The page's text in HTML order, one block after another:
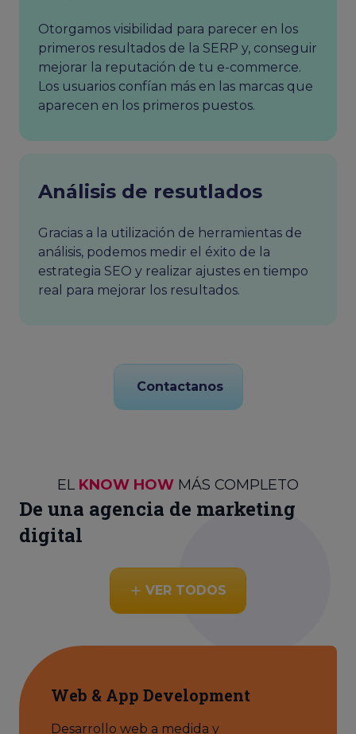
Otorgamos visibilidad para parecer en los
primeros resultados de la SERP y, conseguir
mejorar la reputación de tu e-commerce.
Los usuarios confían más en las marcas que
aparecen en los primeros puestos.
Análisis de resutlados
Gracias a la utilización de herramientas de
análisis, podemos medir el éxito de la
estrategia SEO y realizar ajustes en tiempo
real para mejorar los resultados.
Contactanos
EL KNOW HOW MÁS COMPLETO
De una agencia de marketing
digital
VER TODOS
Web & App Development
Desarrollo web a medida y